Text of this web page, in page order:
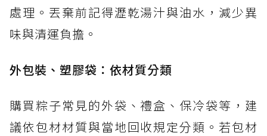
處理。丟棄前記得瀝乾湯汁與油水，減少異
味與清運負擔。
外包裝、塑膠袋：依材質分類
購買粽子常見的外袋、禮盒、保冷袋等，建
議依包材材質與當地回收規定分類。若包材